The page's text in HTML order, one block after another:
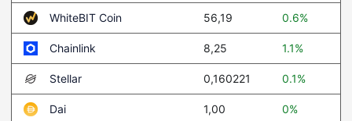
WhiteBIT Coin 56,19 0.6%
Chainlink 8,25 1.1%
Stellar 0,160221 0.1%
Dai 1,00 0%